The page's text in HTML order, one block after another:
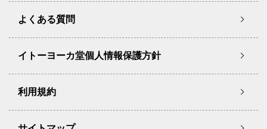
よくある質問
イトーヨーカ堂個人情報保護方針
利用規約